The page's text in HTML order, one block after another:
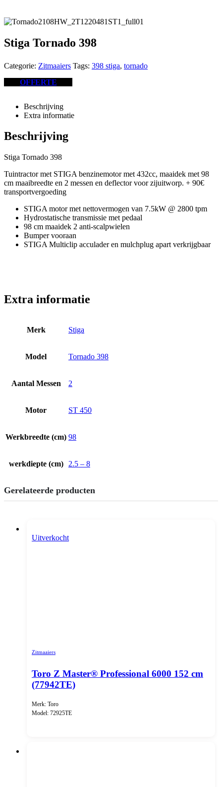
Stiga Tornado 398
Categorie: Zitmaaiers Tags: 398 stiga, tornado
OFFERTE
Beschrijving
Extra informatie
Beschrijving
Stiga Tornado 398
Tuintractor met STIGA benzinemotor met 432cc, maaidek met 98
cm maaibreedte en 2 messen en deflector voor zijuitworp. + 90€
transportvergoeding
STIGA motor met nettovermogen van 7.5kW @ 2800 tpm
Hydrostatische transmissie met pedaal
98 cm maaidek 2 anti-scalpwielen
Bumper vooraan
STIGA Multiclip acculader en mulchplug apart verkrijgbaar
Extra informatie
Merk Stiga
Model Tornado 398
Aantal Messen 2
Motor ST 450
Werkbreedte (cm) 98
werkdiepte (cm) 2.5 – 8
Gerelateerde producten
Uitverkocht
Zitmaaiers
Toro Z Master® Professional 6000 152 cm
(77942TE)
Merk: Toro
Model: 72925TE